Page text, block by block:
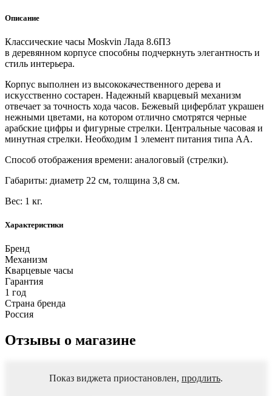
Описание
Классические часы Moskvin Лада 8.6П3
в деревянном корпусе способны подчеркнуть элегантность и
стиль интерьера.
Корпус выполнен из высококачественного дерева и
искусственно состарен. Надежный кварцевый механизм
отвечает за точность хода часов. Бежевый циферблат украшен
нежными цветами, на котором отлично смотрятся черные
арабские цифры и фигурные стрелки. Центральные часовая и
минутная стрелки. Необходим 1 элемент питания типа АА.
Способ отображения времени: аналоговый (стрелки).
Габариты: диаметр 22 см, толщина 3,8 см.
Вес: 1 кг.
Характеристики
Бренд
Механизм
Кварцевые часы
Гарантия
1 год
Страна бренда
Россия
Отзывы о магазине
Показ виджета приостановлен, продлить.